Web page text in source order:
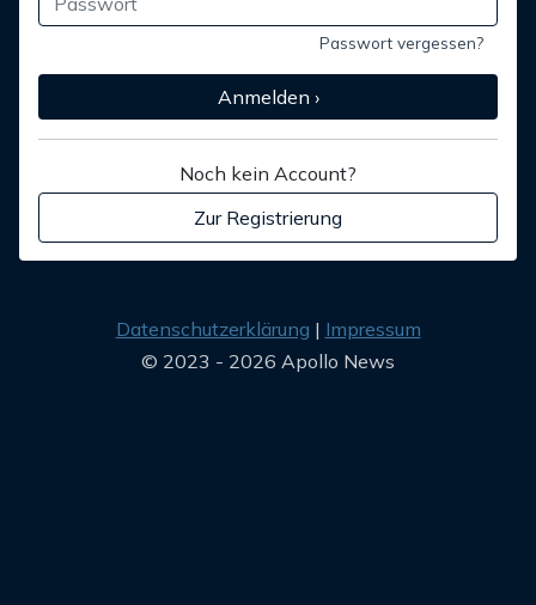
Passwort vergessen?
Anmelden ›
Noch kein Account?
Zur Registrierung
Datenschutzerklärung
Impressum
© 2023 - 2026 Apollo News